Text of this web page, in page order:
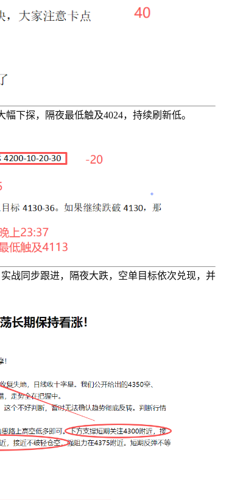
下探，隔夜最低触及4024，持续刷新低。
战同步跟进，隔夜大跌，空单目标依次兑现，并